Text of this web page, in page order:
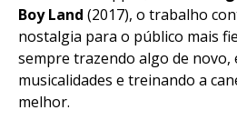
Boy Land (2017), o trabalho
nostalgia para o público mais
sempre trazendo algo de novo,
musicalidades e treinando a
melhor.